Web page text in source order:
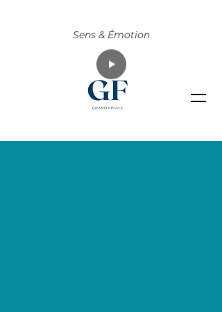
Sens & Émotion